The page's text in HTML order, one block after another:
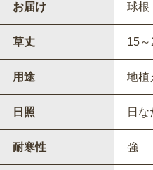
お届け 球根
草丈 15
用途 地植
日照 日な
耐寒性 強